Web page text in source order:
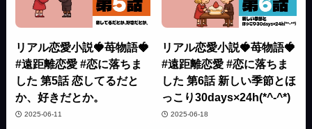
リアル恋愛小説🍓苺物語🍓
#遠距離恋愛 #恋に落ちま
した 第5話 恋してるだと
か、好きだとか。
2025-06-11
リアル恋愛小説🍓苺物語🍓
#遠距離恋愛 #恋に落ちま
した 第6話 新しい季節とほ
っこり30days×24h(*^-^*)
2025-06-18